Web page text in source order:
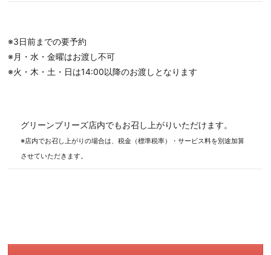
※3日前までの要予約
※月・水・金曜はお渡し不可
※火・木・土・日は14:00以降のお渡しとなります
グリーンブリーズ店内でもお召し上がりいただけます。
※店内でお召し上がりの場合は、税金（標準税率）・サービス料を別途加算
させていただきます。